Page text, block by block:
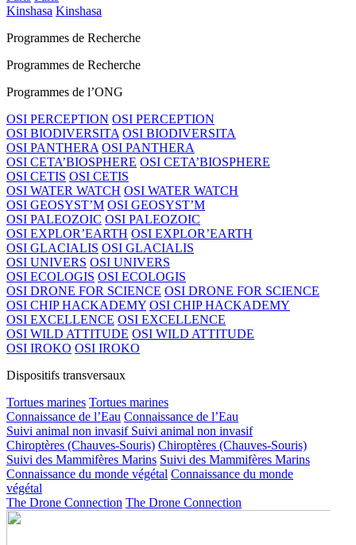
Kinshasa Kinshasa
Programmes de Recherche
Programmes de Recherche
Programmes de l’ONG
OSI PERCEPTION OSI PERCEPTION
OSI BIODIVERSITA OSI BIODIVERSITA
OSI PANTHERA OSI PANTHERA
OSI CETA’BIOSPHERE OSI CETA’BIOSPHERE
OSI CETIS OSI CETIS
OSI WATER WATCH OSI WATER WATCH
OSI GEOSYST’M OSI GEOSYST’M
OSI PALEOZOIC OSI PALEOZOIC
OSI EXPLOR’EARTH OSI EXPLOR’EARTH
OSI GLACIALIS OSI GLACIALIS
OSI UNIVERS OSI UNIVERS
OSI ECOLOGIS OSI ECOLOGIS
OSI DRONE FOR SCIENCE OSI DRONE FOR SCIENCE
OSI CHIP HACKADEMY OSI CHIP HACKADEMY
OSI EXCELLENCE OSI EXCELLENCE
OSI WILD ATTITUDE OSI WILD ATTITUDE
OSI IROKO OSI IROKO
Dispositifs transversaux
Tortues marines Tortues marines
Connaissance de l’Eau Connaissance de l’Eau
Suivi animal non invasif Suivi animal non invasif
Chiroptères (Chauves-Souris) Chiroptères (Chauves-Souris)
Suivi des Mammifères Marins Suivi des Mammifères Marins
Connaissance du monde végétal Connaissance du monde
végétal
The Drone Connection The Drone Connection